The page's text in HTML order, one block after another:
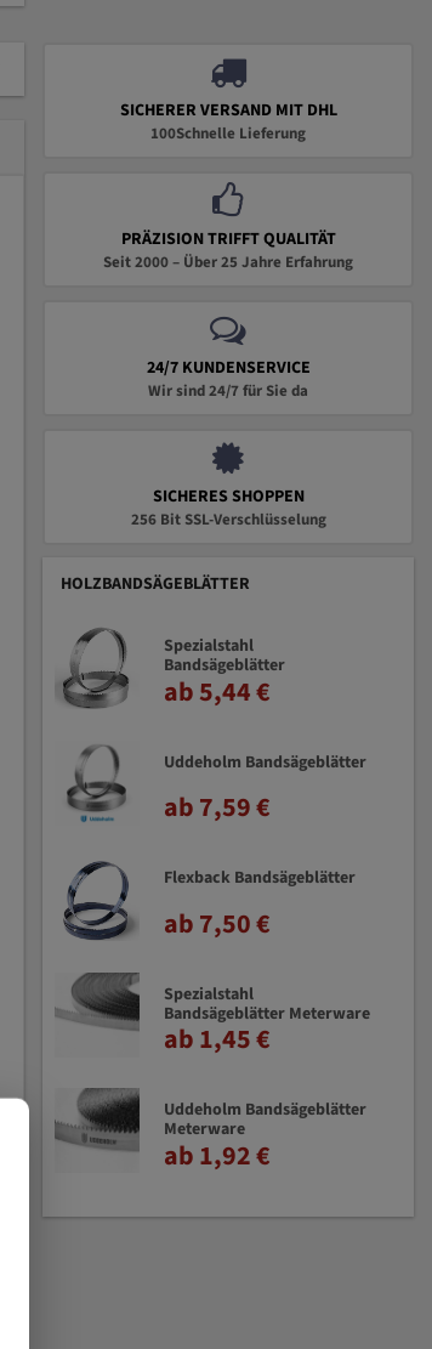
SICHERER VERSAND MIT DHL
100Schnelle Lieferung
PRÄZISION TRIFFT QUALITÄT
Seit 2000 – Über 25 Jahre Erfahrung
24/7 KUNDENSERVICE
Wir sind 24/7 für Sie da
SICHERES SHOPPEN
256 Bit SSL-Verschlüsselung
HOLZBANDSÄGEBLÄTTER
Spezialstahl
Bandsägeblätter
ab 5,44 €
Uddeholm Bandsägeblätter
ab 7,59 €
Flexback Bandsägeblätter
ab 7,50 €
Spezialstahl
Bandsägeblätter Meterware
ab 1,45 €
Uddeholm Bandsägeblätter
Meterware
ab 1,92 €